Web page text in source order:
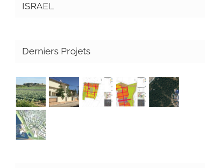
ISRAEL
Derniers Projets